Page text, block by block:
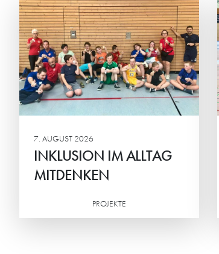
7. AUGUST 2026
INKLUSION IM ALLTAG
MITDENKEN
PROJEKTE
JETZT DAUERKARTEN
RESERVIEREN
Ab sofort können sich die HG-
Fans ihren Sitzplatz für die
Regionalliga sichern.